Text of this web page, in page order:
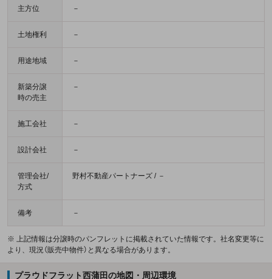
主方位 －
土地権利 －
用途地域 －
新築分譲
時の売主
－
施工会社 －
設計会社 －
管理会社/
方式
野村不動産パートナーズ / －
備考 －
※ 上記情報は分譲時のパンフレットに掲載されていた情報です。社名変更等に
より、現況（販売中物件）と異なる場合があります。
プラウドフラット西蒲田の地図・周辺環境